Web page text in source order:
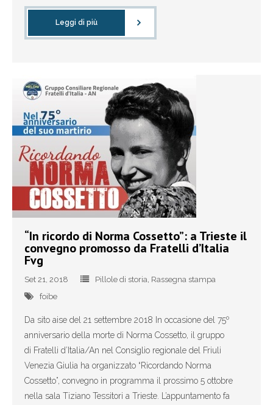
Leggi di più
“In ricordo di Norma Cossetto”: a Trieste il
convegno promosso da Fratelli d’Italia
Fvg
Set 21, 2018 Pillole di storia Rassegna stampa
foibe
Da sito aise del 21 settembre 2018 In occasione del 75º
anniversario della morte di Norma Cossetto, il gruppo
di Fratelli d’Italia/An nel Consiglio regionale del Friuli
Venezia Giulia ha organizzato “Ricordando Norma
Cossetto”, convegno in programma il prossimo 5 ottobre
nella sala Tiziano Tessitori a Trieste. L’appuntamento fa